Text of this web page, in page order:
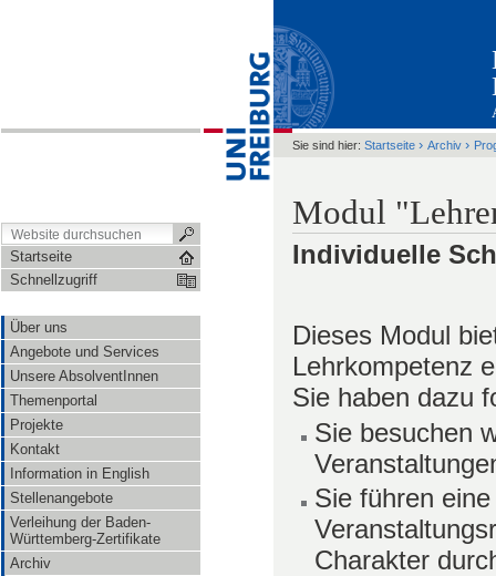
Startseite
Schnellzugriff
Über uns
Angebote und Services
Unsere AbsolventInnen
Themenportal
Projekte
Kontakt
Information in English
Stellenangebote
Verleihung der Baden-
Württemberg-Zertifikate
Archiv
Sie sind hier: Startseite › Archiv ›
Modul
Individuelle
Dieses Modul
Lehrkompetenz
Sie haben dazu
Sie besuchen
Sie führen
Charakter